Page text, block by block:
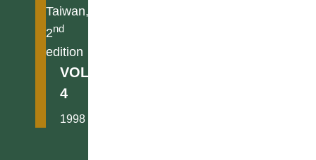
Taiwan,
2nd
edition
VOL.
4
1998